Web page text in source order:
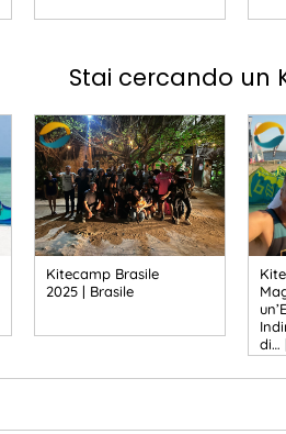
Stai cercando un
Kitecamp Brasile
2025 | Brasile
di…